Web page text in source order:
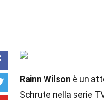
Rainn Wilson è un
Schrute nella serie